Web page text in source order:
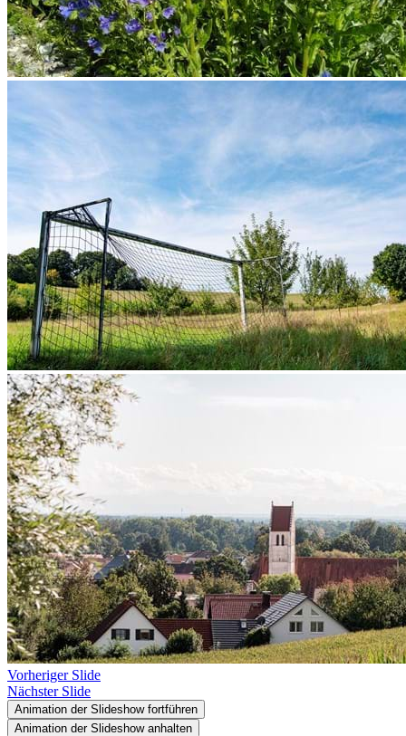
Vorheriger Slide
Nächster Slide
Animation der Slideshow fortführen
Animation der Slideshow anhalten